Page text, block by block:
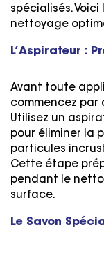
spécialisés.
nettoyage
L’Aspirateur :
Avant toute
commencez par
Utilisez un
pour éliminer la
particules
Cette étape
pendant le
surface.
Le Savon